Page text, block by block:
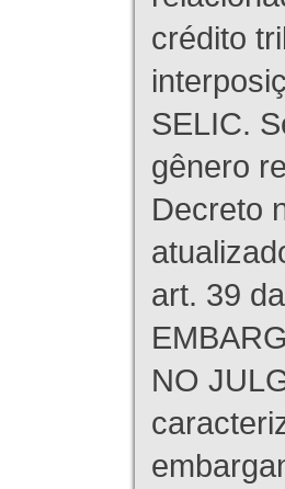
crédito
SELIC.
gênero
Decreto
art. 39
NO